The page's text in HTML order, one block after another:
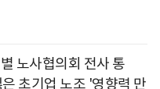
노사협의회 전사 통
초기업 노조 '영향력 만